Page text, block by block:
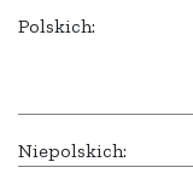
Polskich:
Niepolskich: